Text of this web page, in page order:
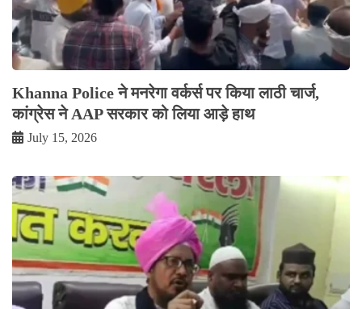
Khanna Police ने मनरेगा वर्कर्स पर किया लाठी चार्ज,
कांग्रेस ने AAP सरकार को लिया आड़े हाथ
July 15, 2026